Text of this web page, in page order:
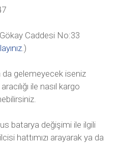
Caddesi No:33
.)
da gelemeyecek iseniz
ile nasıl kargo
batarya değişimi ile ilgili
hattımızı arayarak ya da